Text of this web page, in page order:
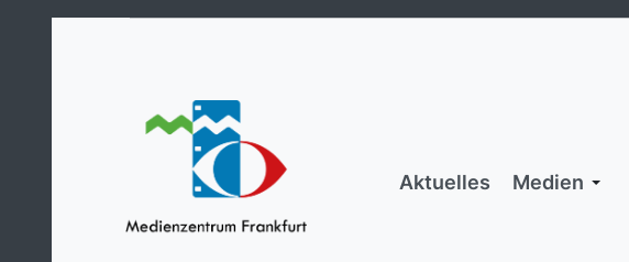
Aktuelles Medien